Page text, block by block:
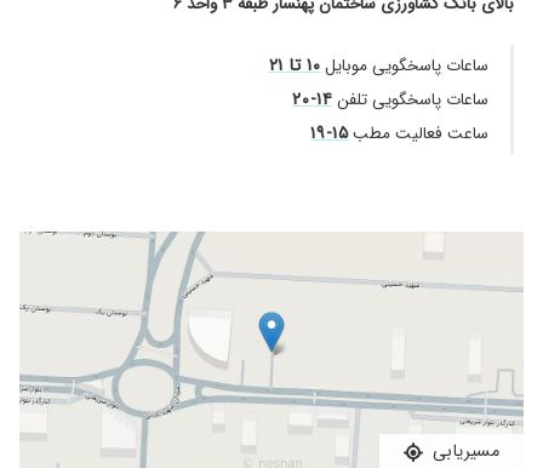
ساعات پاسخگویی موبایل۱۰ تا ۲۱
ساعات پاسخگویی تلفن۱۴-۲۰
ساعت فعالیت مطب۱۵-۱۹
مسیریابی